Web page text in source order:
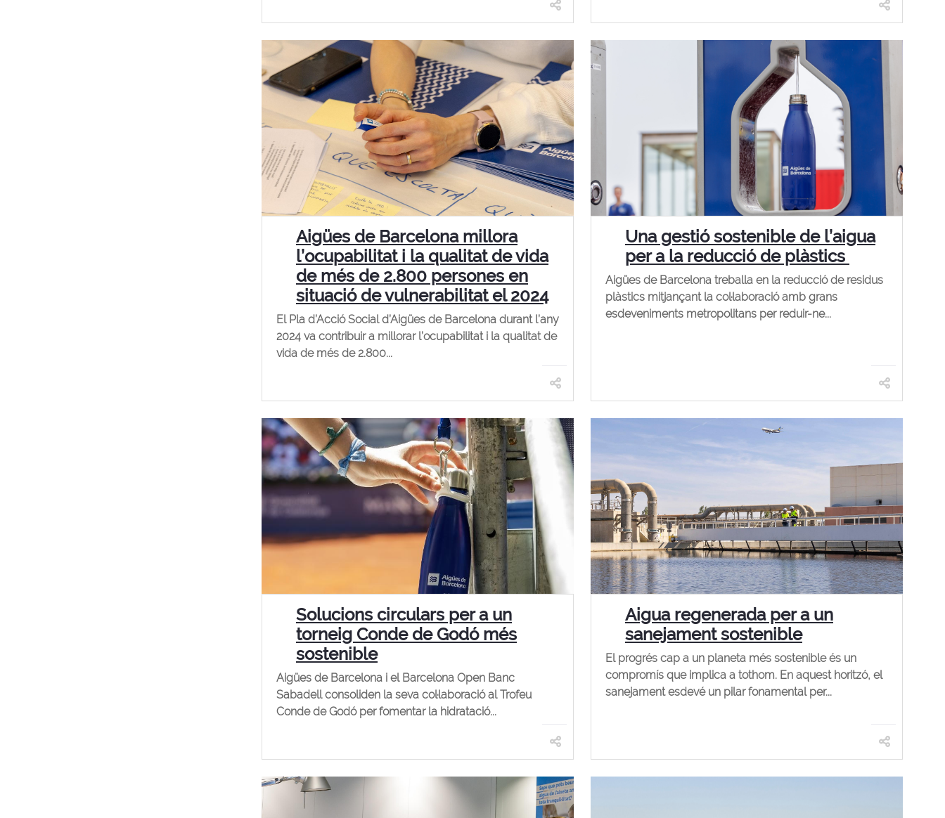
Aigües de Barcelona millora
l’ocupabilitat i la qualitat de vida
de més de 2.800 persones en
situació de vulnerabilitat el 2024
El Pla d’Acció Social d’Aigües de Barcelona durant l’any
2024 va contribuir a millorar l’ocupabilitat i la qualitat de
vida de més de 2.800...
Una gestió sostenible de l’aigua
per a la reducció de plàstics
Aigües de Barcelona treballa en la reducció de residus
plàstics mitjançant la col·laboració amb grans
esdeveniments metropolitans per reduir-ne...
Solucions circulars per a un
torneig Conde de Godó més
sostenible
Aigües de Barcelona i el Barcelona Open Banc
Sabadell consoliden la seva col·laboració al Trofeu
Conde de Godó per fomentar la hidratació...
Aigua regenerada per a un
sanejament sostenible
El progrés cap a un planeta més sostenible és un
compromís que implica a tothom. En aquest horitzó, el
sanejament esdevé un pilar fonamental per...